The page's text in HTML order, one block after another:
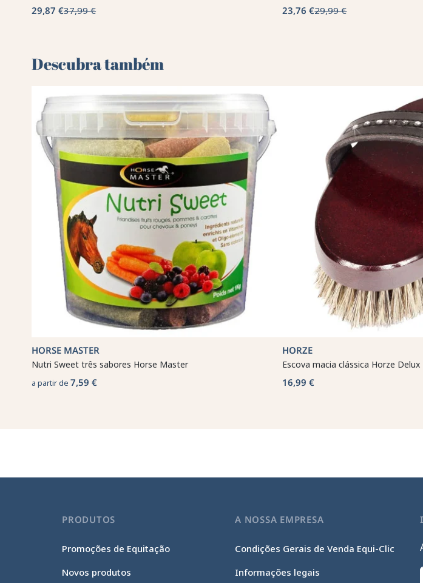
29,87 €37,99 € 23,76 €29,99 €
Descubra também 🌻
HORSE MASTER
Nutri Sweet três sabores Horse Master
a partir de7,59 €
HORZE
Escova macia clássica Horze Delux
16,99 €
PRODUTOS
Promoções de Equitação
Novos produtos
A NOSSA EMPRESA
Condições Gerais de Venda Equi-Clic
Informações legais